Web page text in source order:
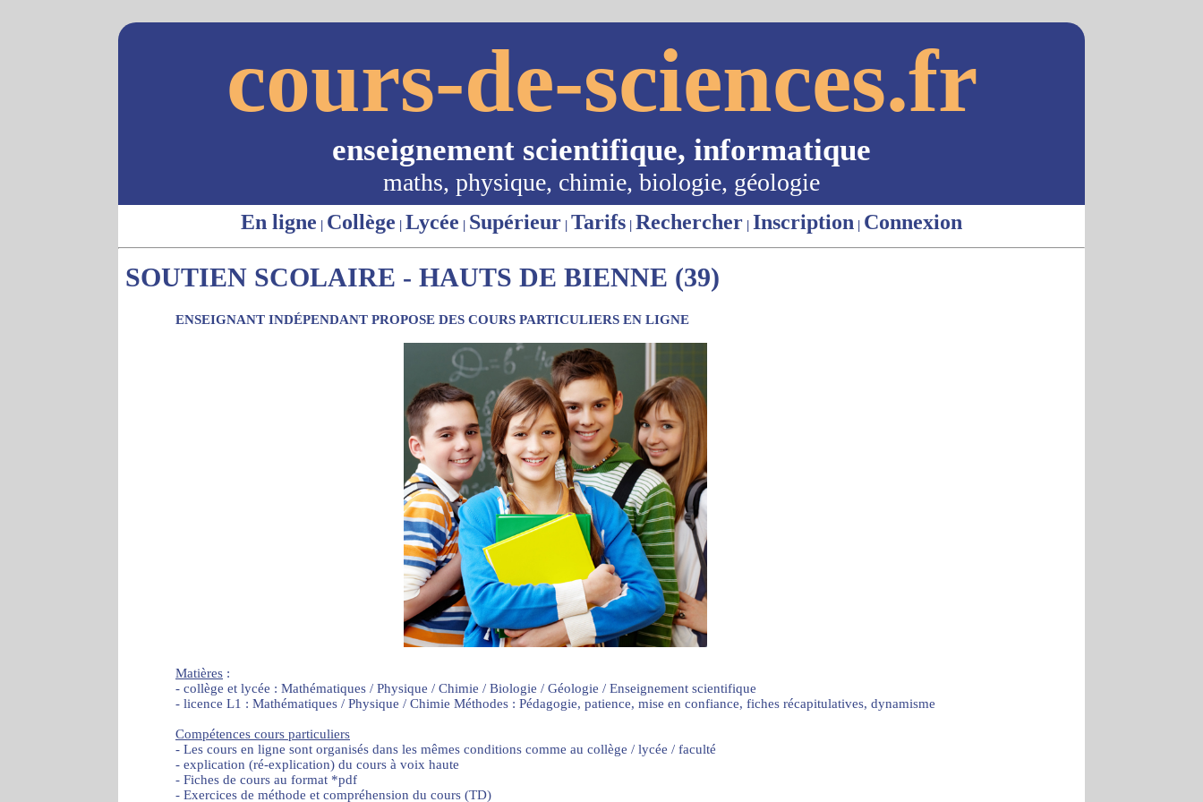
cours-de-sciences.fr
enseignement scientifique, informatique
maths, physique, chimie, biologie, géologie
En ligne | Collège | Lycée | Supérieur | Tarifs | Rechercher | Inscription | Connexion
SOUTIEN SCOLAIRE - HAUTS DE BIENNE (39)
ENSEIGNANT INDÉPENDANT PROPOSE DES COURS PARTICULIERS EN LIGNE
Matières :
- collège et lycée : Mathématiques / Physique / Chimie / Biologie / Géologie / Enseignement scientifique
- licence L1 : Mathématiques / Physique / Chimie Méthodes : Pédagogie, patience, mise en confiance, fiches récapitulatives, dynamisme
Compétences cours particuliers
- Les cours en ligne sont organisés dans les mêmes conditions comme au collège / lycée / faculté
- explication (ré-explication) du cours à voix haute
- Fiches de cours au format *pdf
- Exercices de méthode et compréhension du cours (TD)